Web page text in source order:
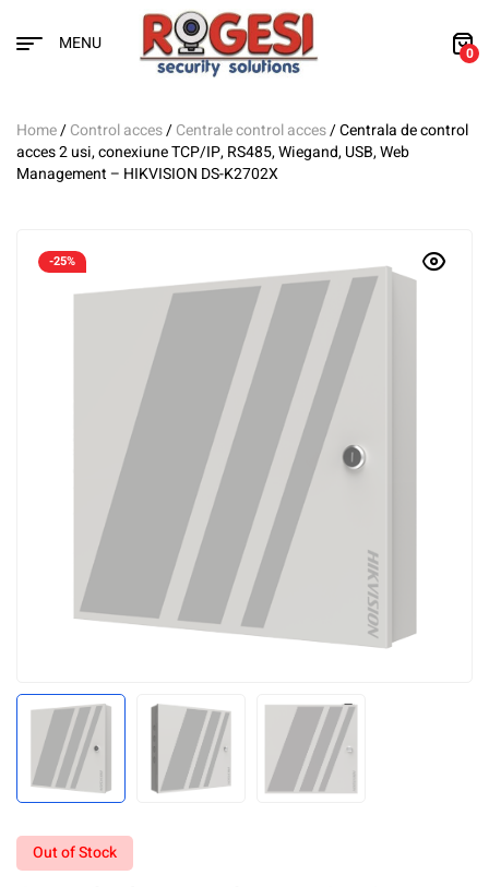
MENU 0
Home/Control acces/Centrale control acces/ Centrala de control
acces 2 usi, conexiune TCP/IP, RS485, Wiegand, USB, Web
Management – HIKVISION DS-K2702X
-25%
Out of Stock